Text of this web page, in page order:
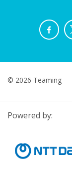
© 2026 Teaming
Powered by: